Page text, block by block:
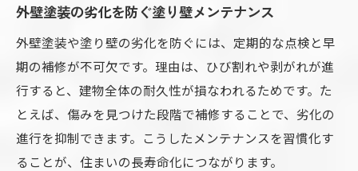
外壁塗装の劣化を防ぐ塗り壁メンテナンス
外壁塗装や塗り壁の劣化を防ぐには、定期的な点検と早
期の補修が不可欠です。理由は、ひび割れや剥がれが進
行すると、建物全体の耐久性が損なわれるためです。た
とえば、傷みを見つけた段階で補修することで、劣化の
進行を抑制できます。こうしたメンテナンスを習慣化す
ることが、住まいの長寿命化につながります。